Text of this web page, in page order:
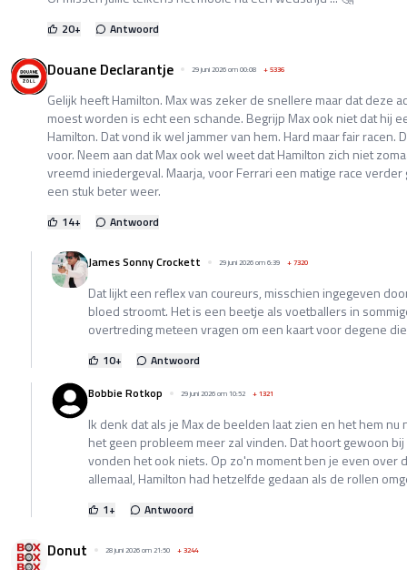
20+ Antwoord
Douane Declarantje 29 juni 2026 om 00:08 +5336
Gelijk heeft Hamilton. Max was zeker de snellere maar dat deze
moest worden is echt een schande. Begrijp Max ook niet dat hij
Hamilton. Dat vond ik wel jammer van hem. Hard maar fair racen.
voor. Neem aan dat Max ook wel weet dat Hamilton zich niet
vreemd iniedergeval. Maarja, voor Ferrari een matige race
een stuk beter weer.
14+ Antwoord
James Sonny Crockett 29 juni 2026 om 6:39 +7320
Dat lijkt een reflex van coureurs, misschien ingegeven
bloed stroomt. Het is een beetje als voetballers in
overtreding meteen vragen om een kaart voor degene
10+
Antwoord
Bobbie Rotkop
29 juni 2026 om 10:52 +1321
Ik denk dat als je Max de beelden laat zien en het hem nu
het geen probleem meer zal vinden. Dat hoort gewoon
vonden het ook niets. Op zo'n moment ben je even over
allemaal, Hamilton had hetzelfde gedaan als de rollen
1+ Antwoord
Donut 28 juni 2026 om 21:50 +3244